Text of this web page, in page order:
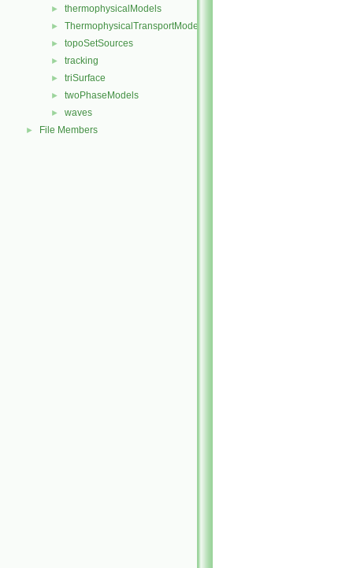
► thermophysicalModels
► ThermophysicalTransportModels
► topoSetSources
► tracking
► triSurface
► twoPhaseModels
► waves
► File Members